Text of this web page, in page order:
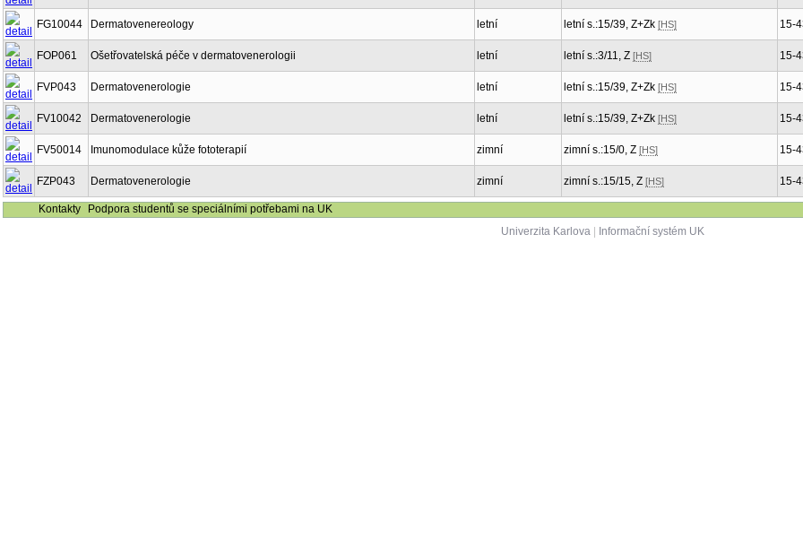
FG10044 Dermatovenereology letní letní s.:15/39, Z+Zk [HS] 15-
FOP061 Ošetřovatelská péče v dermatovenerologii letní letní s.:3/11, Z [HS] 15-
FVP043 Dermatovenerologie letní letní s.:15/39, Z+Zk [HS] 15-
FV10042 Dermatovenerologie letní letní s.:15/39, Z+Zk [HS] 15-
FV50014 Imunomodulace kůže fototerapií zimní zimní s.:15/0, Z [HS] 15-
FZP043 Dermatovenerologie zimní zimní s.:15/15, Z [HS] 15-
Kontakty
Podpora studentů se speciálními potřebami na UK
Univerzita Karlova| Informační systém UK